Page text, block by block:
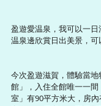
盈遊愛温泉，我可以一
温泉邊欣賞日出美景，可
今次盈遊滋賀，體驗當
館」，入住全館唯一一
室」有90平方米大，房